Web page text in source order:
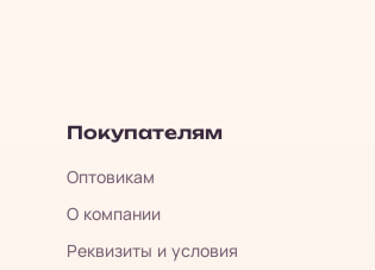
Покупателям
Оптовикам
О компании
Реквизиты и условия